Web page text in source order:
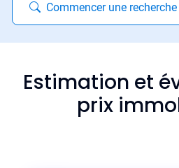
Commencer une recherche
Estimation et
prix